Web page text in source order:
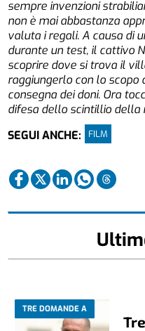
sempre invenzioni
non è mai abbastanza
valuta i regali. A causa di
durante un test, il cattivo
scoprire dove si trova il
raggiungerlo con lo
consegna dei doni. Ora
difesa dello scintillio della
SEGUI ANCHE:
FILM
TRE DOMANDE A